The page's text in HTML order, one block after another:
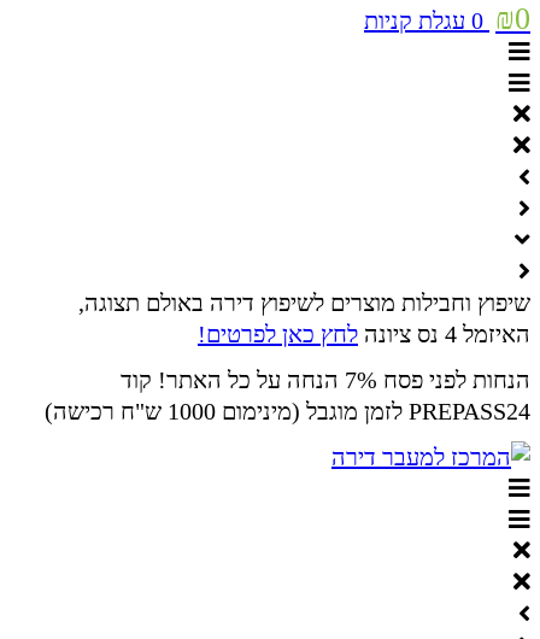
₪0
0 עגלת קניות
שיפוץ וחבילות מוצרים לשיפוץ דירה באולם תצוגה,
האיזמל 4 נס ציונה
לחץ כאן לפרטים!
הנחות לפני פסח 7% הנחה על כל האתר! קוד
PREPASS24 לזמן מוגבל (מינימום 1000 ש"ח רכישה)